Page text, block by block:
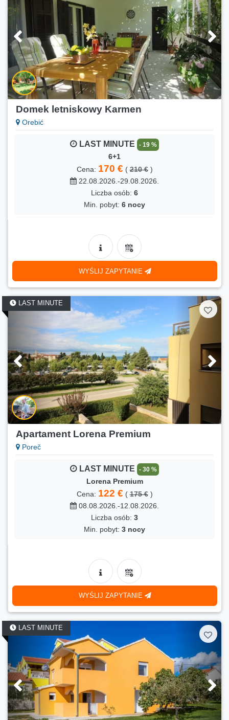
Domek letniskowy Karmen
Orebić
LAST MINUTE - 19 %
6+1
Cena: 170 € (210 €)
22.08.2026.-29.08.2026.
Liczba osób: 6
Min. pobyt: 6 nocy
6+1
Cena:
140 € (170 €
09.09.2026.-22.09.2026.
Liczba osób:5
Min. pobyt:8 nocy
WYŚLIJ ZAPYTANIE
LAST MINUTE
Apartament Lorena Premium
Poreč
LAST MINUTE - 30 %
Lorena Premium
Cena: 122 € (175 €)
08.08.2026.-12.08.2026.
Liczba osób: 3
Min. pobyt: 3 nocy
WYŚLIJ ZAPYTANIE
LAST MINUTE